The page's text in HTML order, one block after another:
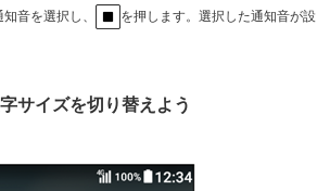
音を選択し、
を押します。選択した通知音が設
サイズを切り替えよう